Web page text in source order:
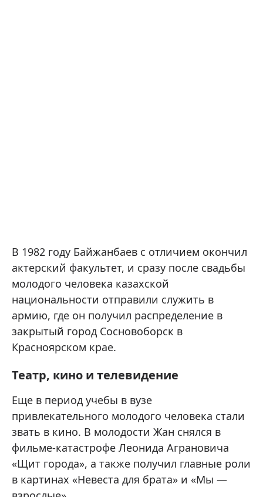
В 1982 году Байжанбаев с отличием окончил
актерский факультет, и сразу после свадьбы
молодого человека казахской
национальности отправили служить в
армию, где он получил распределение в
закрытый город Сосновоборск в
Красноярском крае.
Театр, кино и телевидение
Еще в период учебы в вузе
привлекательного молодого человека стали
звать в кино. В молодости Жан снялся в
фильме-катастрофе Леонида Аграновича
«Щит города», а также получил главные роли
в картинах «Невеста для брата» и «Мы —